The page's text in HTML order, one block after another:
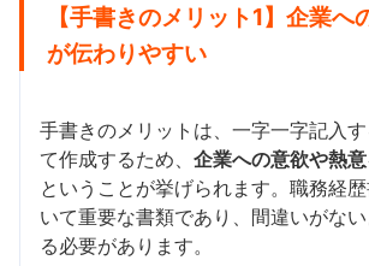
【手書きのメリット1】企業へ
が伝わりやすい
手書きのメリットは、一字一字記入
て作成するため、 企業への意欲や熱
ということが挙げられます。職務経
いて重要な書類であり、間違いがな
る必要があります。